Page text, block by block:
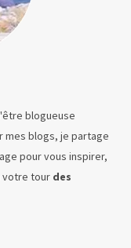
blogueuse
mes blogs, je partage
pour vous inspirer,
votre tour des